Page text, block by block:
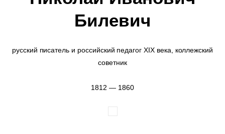
Билевич
русский писатель и российский педагог XIX века, коллежский
советник
1812 — 1860